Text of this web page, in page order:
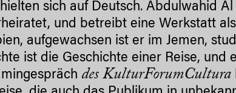
sich auf Deutsch. Abdulwahid
und betreibt eine Werkstatt
aufgewachsen ist er im Jemen,
ist die Geschichte einer Reise, und
des KulturForumCultura